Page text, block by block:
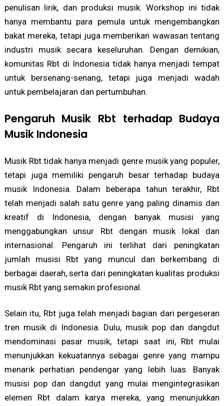
penulisan lirik, dan produksi musik. Workshop ini tidak
hanya membantu para pemula untuk mengembangkan
bakat mereka, tetapi juga memberikan wawasan tentang
industri musik secara keseluruhan. Dengan demikian,
komunitas Rbt di Indonesia tidak hanya menjadi tempat
untuk bersenang-senang, tetapi juga menjadi wadah
untuk pembelajaran dan pertumbuhan.
Pengaruh Musik Rbt terhadap Budaya
Musik Indonesia
Musik Rbt tidak hanya menjadi genre musik yang populer,
tetapi juga memiliki pengaruh besar terhadap budaya
musik Indonesia. Dalam beberapa tahun terakhir, Rbt
telah menjadi salah satu genre yang paling dinamis dan
kreatif di Indonesia, dengan banyak musisi yang
menggabungkan unsur Rbt dengan musik lokal dan
internasional. Pengaruh ini terlihat dari peningkatan
jumlah musisi Rbt yang muncul dan berkembang di
berbagai daerah, serta dari peningkatan kualitas produksi
musik Rbt yang semakin profesional.
Selain itu, Rbt juga telah menjadi bagian dari pergeseran
tren musik di Indonesia. Dulu, musik pop dan dangdut
mendominasi pasar musik, tetapi saat ini, Rbt mulai
menunjukkan kekuatannya sebagai genre yang mampu
menarik perhatian pendengar yang lebih luas. Banyak
musisi pop dan dangdut yang mulai mengintegrasikan
elemen Rbt dalam karya mereka, yang menunjukkan